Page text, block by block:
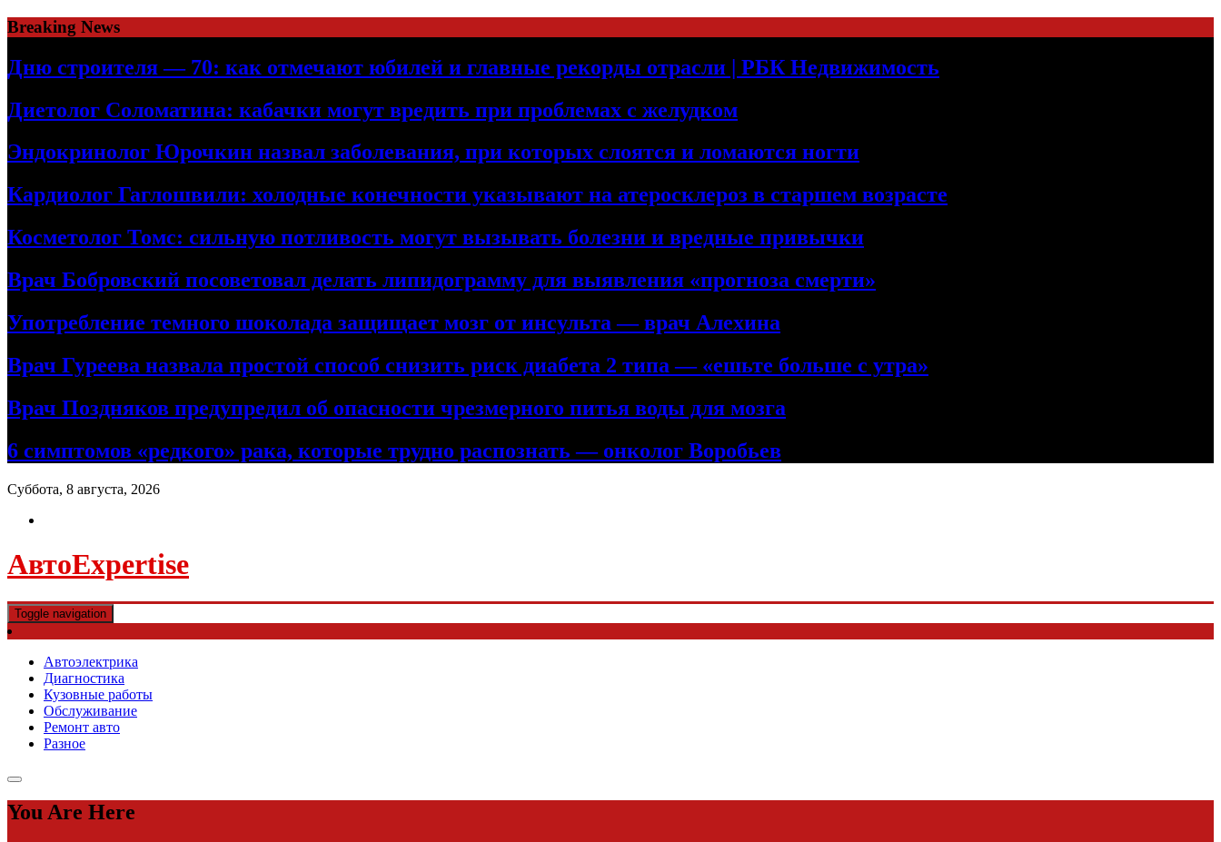
Skip
to
content
Breaking News
Дню строителя — 70: как отмечают юбилей и главные рекорды отрасли | РБК Недвижимость
Диетолог Соломатина: кабачки могут вредить при проблемах с желудком
Эндокринолог Юрочкин назвал заболевания, при которых слоятся и ломаются ногти
Кардиолог Гаглошвили: холодные конечности указывают на атеросклероз в старшем возрасте
Косметолог Томс: сильную потливость могут вызывать болезни и вредные привычки
Врач Бобровский посоветовал делать липидограмму для выявления «прогноза смерти»
Употребление темного шоколада защищает мозг от инсульта — врач Алехина
Врач Гуреева назвала простой способ снизить риск диабета 2 типа — «ешьте больше с утра»
Врач Поздняков предупредил об опасности чрезмерного питья воды для мозга
6 симптомов «редкого» рака, которые трудно распознать — онколог Воробьев
Суббота, 8 августа, 2026
АвтоExpertise
Toggle navigation
Автоэлектрика
Диагностика
Кузовные работы
Обслуживание
Ремонт авто
Разное
You Are Here